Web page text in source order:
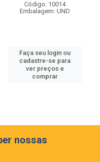
Código: 10014
Embalagem: UND
Faça seu login ou
cadastre-se para
ver preços e
comprar
nossas